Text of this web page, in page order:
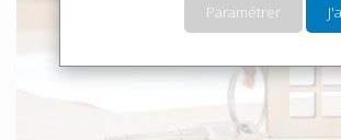
Paramétrer